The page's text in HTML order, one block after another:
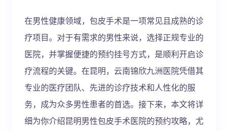
在男性健康领域，包皮手术是一项常见且成熟的诊
疗项目。对于有需求的男性来说，选择正规专业的
医院，并掌握便捷的预约挂号方式，是顺利开启诊
疗流程的关键。在昆明，云南锦欣九洲医院凭借其
专业的医疗团队、先进的诊疗技术和人性化的服
务，成为众多男性患者的首选。接下来，本文将详
细为你介绍昆明男性包皮手术医院的预约攻略，尤